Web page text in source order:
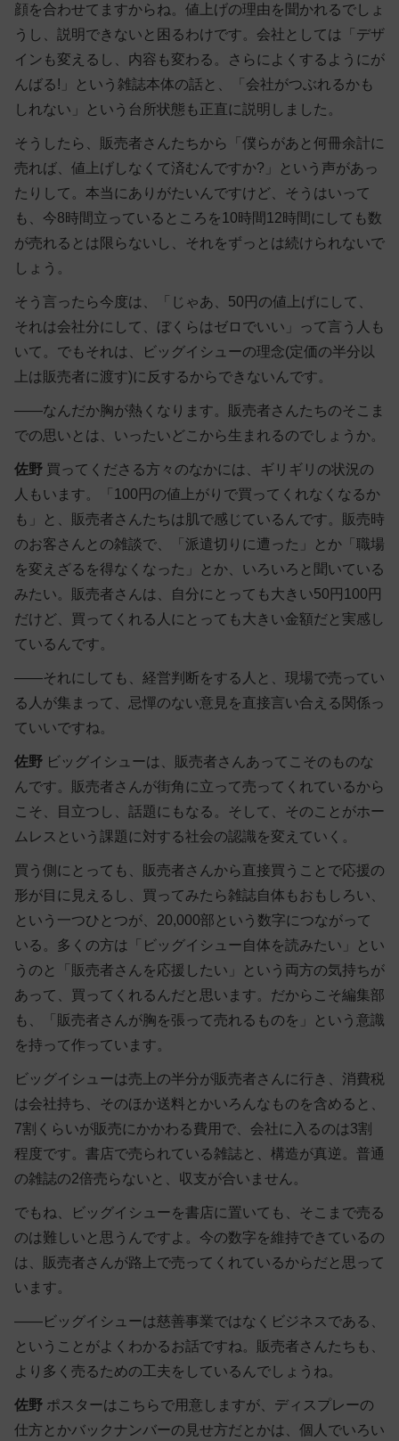
顔を合わせてますからね。値上げの理由を聞かれるでしょ
うし、説明できないと困るわけです。会社としては「デザ
インも変えるし、内容も変わる。さらによくするようにが
んばる!」という雑誌本体の話と、「会社がつぶれるかも
しれない」という台所状態も正直に説明しました。
そうしたら、販売者さんたちから「僕らがあと何冊余計に
売れば、値上げしなくて済むんですか?」という声があっ
たりして。本当にありがたいんですけど、そうはいって
も、今8時間立っているところを10時間12時間にしても数
が売れるとは限らないし、それをずっとは続けられないで
しょう。
そう言ったら今度は、「じゃあ、50円の値上げにして、
それは会社分にして、ぼくらはゼロでいい」って言う人も
いて。でもそれは、ビッグイシューの理念(定価の半分以
上は販売者に渡す)に反するからできないんです。
――なんだか胸が熱くなります。販売者さんたちのそこま
での思いとは、いったいどこから生まれるのでしょうか。
佐野 買ってくださる方々のなかには、ギリギリの状況の
人もいます。「100円の値上がりで買ってくれなくなるか
も」と、販売者さんたちは肌で感じているんです。販売時
のお客さんとの雑談で、「派遣切りに遭った」とか「職場
を変えざるを得なくなった」とか、いろいろと聞いている
みたい。販売者さんは、自分にとっても大きい50円100円
だけど、買ってくれる人にとっても大きい金額だと実感し
ているんです。
――それにしても、経営判断をする人と、現場で売ってい
る人が集まって、忌憚のない意見を直接言い合える関係っ
ていいですね。
佐野 ビッグイシューは、販売者さんあってこそのものな
んです。販売者さんが街角に立って売ってくれているから
こそ、目立つし、話題にもなる。そして、そのことがホー
ムレスという課題に対する社会の認識を変えていく。
買う側にとっても、販売者さんから直接買うことで応援の
形が目に見えるし、買ってみたら雑誌自体もおもしろい、
という一つひとつが、20,000部という数字につながって
いる。多くの方は「ビッグイシュー自体を読みたい」とい
うのと「販売者さんを応援したい」という両方の気持ちが
あって、買ってくれるんだと思います。だからこそ編集部
も、「販売者さんが胸を張って売れるものを」という意識
を持って作っています。
ビッグイシューは売上の半分が販売者さんに行き、消費税
は会社持ち、そのほか送料とかいろんなものを含めると、
7割くらいが販売にかかわる費用で、会社に入るのは3割
程度です。書店で売られている雑誌と、構造が真逆。普通
の雑誌の2倍売らないと、収支が合いません。
でもね、ビッグイシューを書店に置いても、そこまで売る
のは難しいと思うんですよ。今の数字を維持できているの
は、販売者さんが路上で売ってくれているからだと思って
います。
――ビッグイシューは慈善事業ではなくビジネスである、
ということがよくわかるお話ですね。販売者さんたちも、
より多く売るための工夫をしているんでしょうね。
佐野 ポスターはこちらで用意しますが、ディスプレーの
仕方とかバックナンバーの見せ方だとかは、個人でいろい